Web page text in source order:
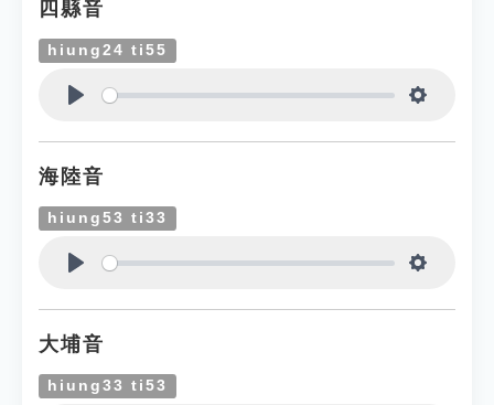
四縣音
hiung24 ti55
海陸音
hiung53 ti33
大埔音
hiung33 ti53